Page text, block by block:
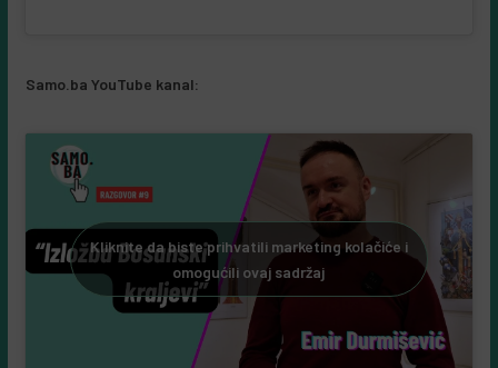
Samo.ba YouTube kanal:
Kliknite da biste prihvatili marketing kolačiće i
omogućili ovaj sadržaj